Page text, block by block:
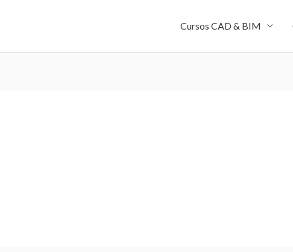
Cursos CAD & BIM